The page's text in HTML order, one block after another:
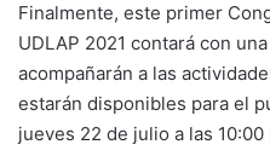
Finalmente, este primer
UDLAP 2021 contará con
acompañarán a las
estarán disponibles para el
jueves 22 de julio a las